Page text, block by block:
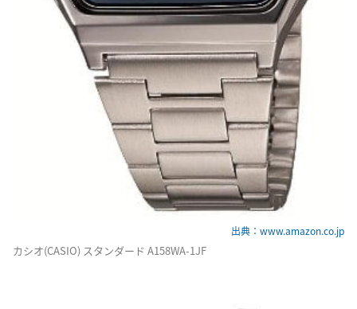
出典：www.amazon.co.jp
カシオ(CASIO) スタンダード A158WA-1JF